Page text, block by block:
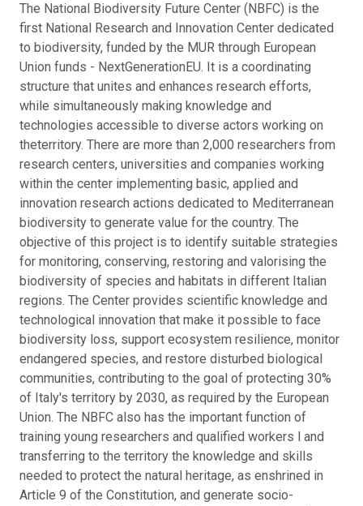
The National Biodiversity Future Center (NBFC) is the
first National Research and Innovation Center dedicated
to biodiversity, funded by the MUR through European
Union funds - NextGenerationEU. It is a coordinating
structure that unites and enhances research efforts,
while simultaneously making knowledge and
technologies accessible to diverse actors working on
theterritory. There are more than 2,000 researchers from
research centers, universities and companies working
within the center implementing basic, applied and
innovation research actions dedicated to Mediterranean
biodiversity to generate value for the country. The
objective of this project is to identify suitable strategies
for monitoring, conserving, restoring and valorising the
biodiversity of species and habitats in different Italian
regions. The Center provides scientific knowledge and
technological innovation that make it possible to face
biodiversity loss, support ecosystem resilience, monitor
endangered species, and restore disturbed biological
communities, contributing to the goal of protecting 30%
of Italy's territory by 2030, as required by the European
Union. The NBFC also has the important function of
training young researchers and qualified workers l and
transferring to the territory the knowledge and skills
needed to protect the natural heritage, as enshrined in
Article 9 of the Constitution, and generate socio-